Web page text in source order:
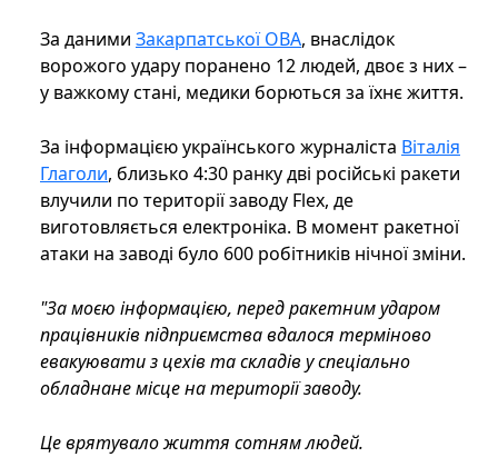
За даними Закарпатської ОВА, внаслідок
ворожого удару поранено 12 людей, двоє з них –
у важкому стані, медики борються за їхнє життя.
За інформацією українського журналіста Віталія
Глаголи, близько 4:30 ранку дві російські ракети
влучили по території заводу Flex, де
виготовляється електроніка. В момент ракетної
атаки на заводі було 600 робітників нічної зміни.
"За моєю інформацією, перед ракетним ударом
працівників підприємства вдалося терміново
евакуювати з цехів та складів у спеціально
обладнане місце на території заводу.
Це врятувало життя сотням людей.